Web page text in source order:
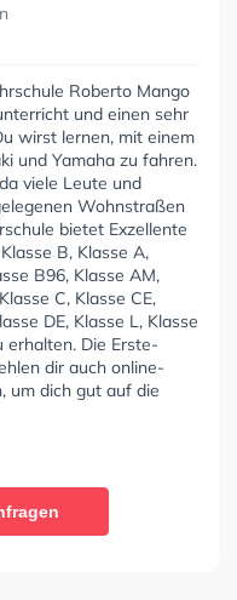
Roberto Mango
und einen sehr
wirst lernen, mit einem
und Yamaha zu fahren.
viele Leute und
Wohnstraßen
bietet Exzellente
B, Klasse A,
B96, Klasse AM,
C, Klasse CE,
DE, Klasse L, Klasse
erhalten. Die Erste-
dir auch online-
um dich gut auf die